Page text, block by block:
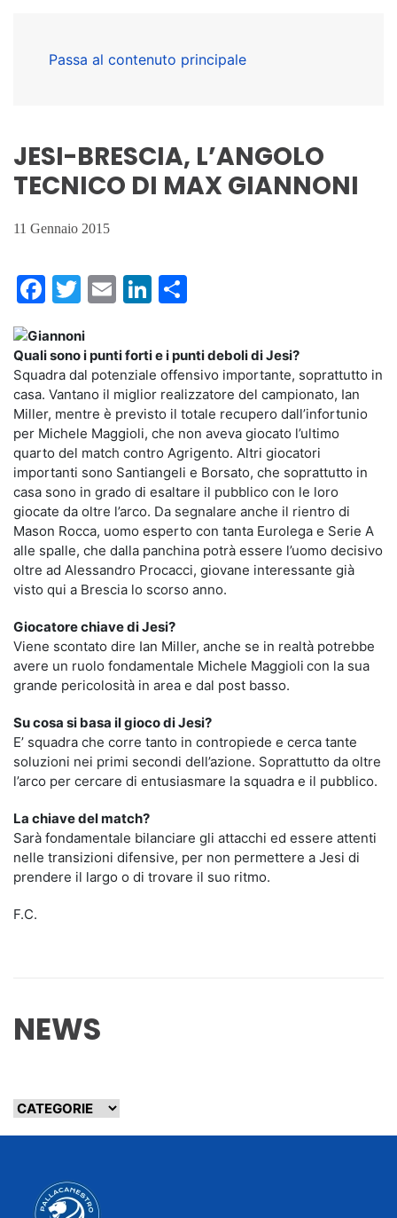
Passa al contenuto principale
JESI-BRESCIA, L’ANGOLO
TECNICO DI MAX GIANNONI
11 Gennaio 2015
Facebook
Twitter
EmailLinkedIn
Quali sono i punti forti e i punti deboli di Jesi?
Squadra dal potenziale offensivo importante, soprattutto in
casa. Vantano il miglior realizzatore del campionato, Ian
Miller, mentre è previsto il totale recupero dall’infortunio
per Michele Maggioli, che non aveva giocato l’ultimo
quarto del match contro Agrigento. Altri giocatori
importanti sono Santiangeli e Borsato, che soprattutto in
casa sono in grado di esaltare il pubblico con le loro
giocate da oltre l’arco. Da segnalare anche il rientro di
Mason Rocca, uomo esperto con tanta Eurolega e Serie A
alle spalle, che dalla panchina potrà essere l’uomo decisivo
oltre ad Alessandro Procacci, giovane interessante già
visto qui a Brescia lo scorso anno.
Giocatore chiave di Jesi?
Viene scontato dire Ian Miller, anche se in realtà potrebbe
avere un ruolo fondamentale Michele Maggioli con la sua
grande pericolosità in area e dal post basso.
Su cosa si basa il gioco di Jesi?
E’ squadra che corre tanto in contropiede e cerca tante
soluzioni nei primi secondi dell’azione. Soprattutto da oltre
l’arco per cercare di entusiasmare la squadra e il pubblico.
La chiave del match?
Sarà fondamentale bilanciare gli attacchi ed essere attenti
nelle transizioni difensive, per non permettere a Jesi di
prendere il largo o di trovare il suo ritmo.
F.C.
NEWS